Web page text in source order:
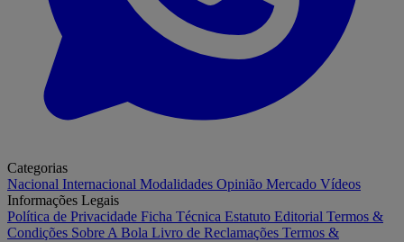
Categorias
Nacional Internacional Modalidades Opinião Mercado Vídeos
Informações Legais
Política de Privacidade Ficha Técnica Estatuto Editorial Termos &
Condições Sobre A Bola Livro de Reclamações Termos &